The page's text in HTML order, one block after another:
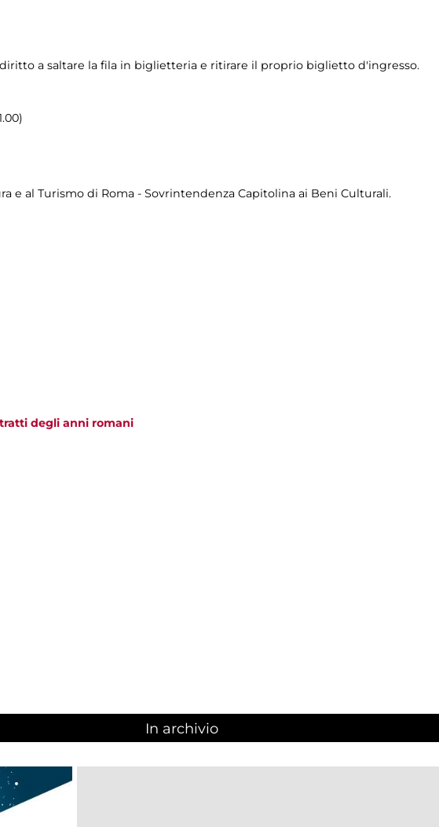
a saltare la fila in biglietteria e ritirare il proprio biglietto d'ingresso.
e al Turismo di Roma - Sovrintendenza Capitolina ai Beni Culturali.
degli anni romani
In archivio